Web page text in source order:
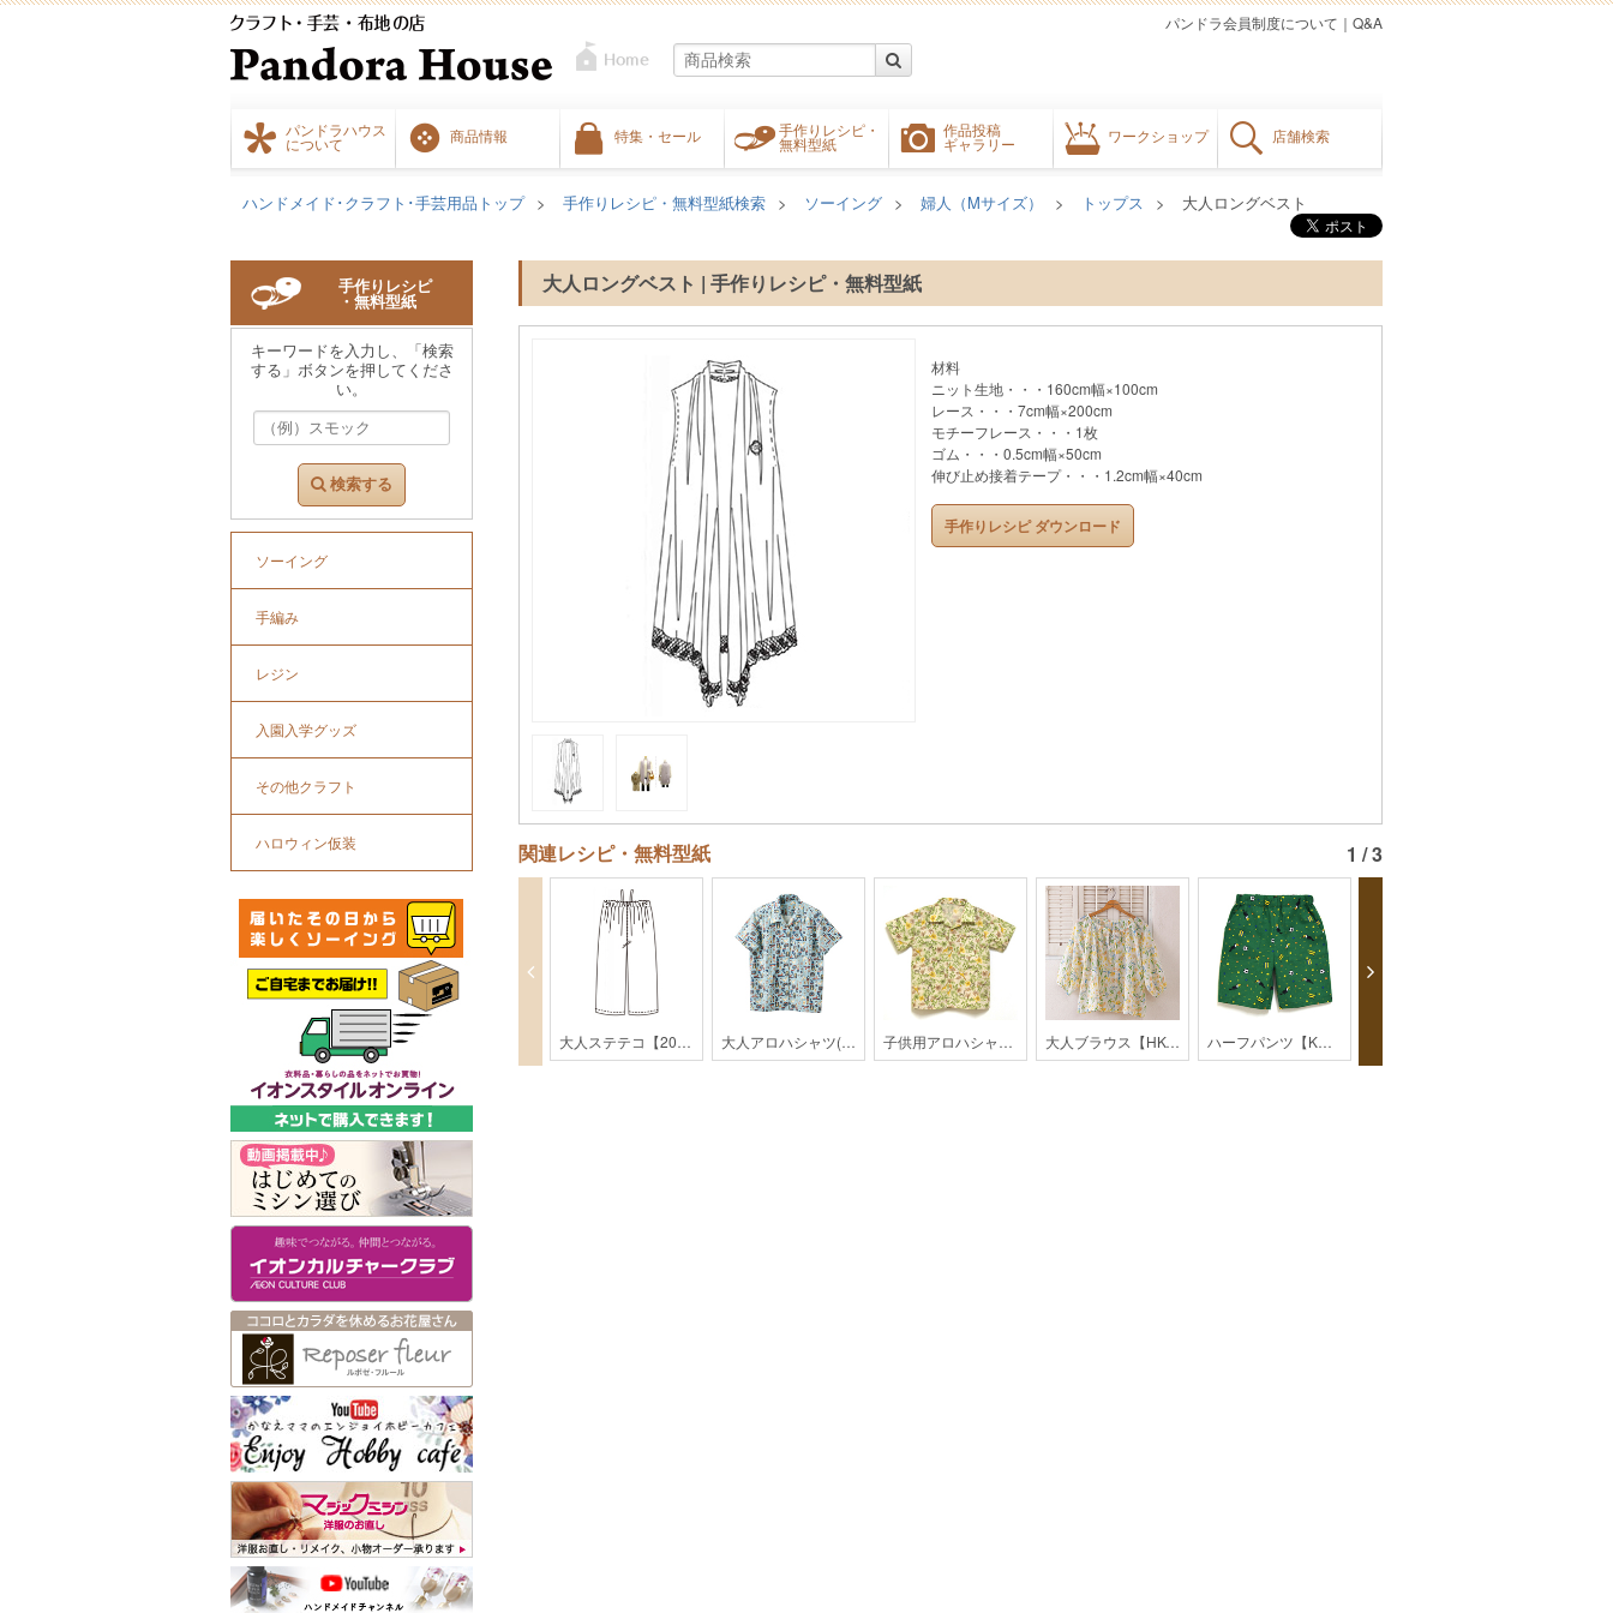
パンドラハウス
について
商品情報 特集・セール
手作りレシピ・
無料型紙
作品投稿
ギャラリー
ワークショップ 店舗検索
Q&A
｜
パンドラ会員制度について
ハンドメイド･クラフト･手芸用品トップ 手作りレシピ・無料型紙検索 ソーイング 婦人（Mサイズ） トップス 大人ロングベスト
大人ロングベスト | 手作りレシピ・無料型紙
材料
ニット生地・・・160cm幅×100cm
レース・・・7cm幅×200cm
モチーフレース・・・1枚
ゴム・・・0.5cm幅×50cm
伸び止め接着テープ・・・1.2cm幅×40cm
手作りレシピ ダウンロード
関連レシピ・無料型紙 1 / 3
大人ステテコ【201604】 大人アロハシャツ(レディス)【HK01-2403】 子供用アロハシャツ【HK2-2003】 大人ブラウス【HK-1-1801】 ハーフパンツ【KH-32-2004】
手作りレシピ
・無料型紙
キーワードを入力し、「検索
する」ボタンを押してくださ
い。
検索する
ソーイング
手編み
レジン
入園入学グッズ
その他クラフト
ハロウィン仮装